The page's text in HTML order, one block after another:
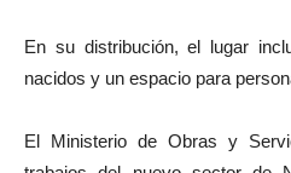
En su distribución, el lugar
nacidos y un espacio para
El Ministerio de Obras y